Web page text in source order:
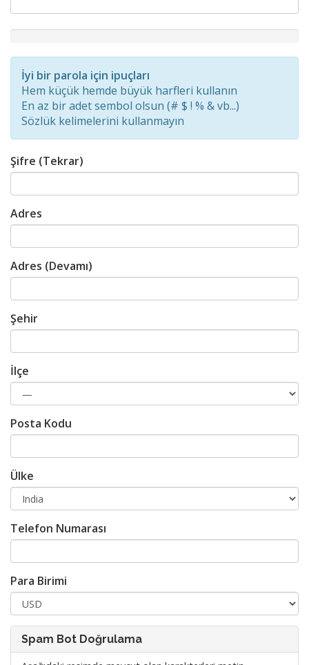
Rating:
İyi bir parola için ipuçları
Hem küçük hemde büyük harfleri kullanın
En az bir adet sembol olsun (# $ ! % & vb...)
Sözlük kelimelerini kullanmayın
Şifre (Tekrar)
Adres
Adres (Devamı)
Şehir
İlçe
Posta Kodu
Ülke
Telefon Numarası
Para Birimi
Spam Bot Doğrulama